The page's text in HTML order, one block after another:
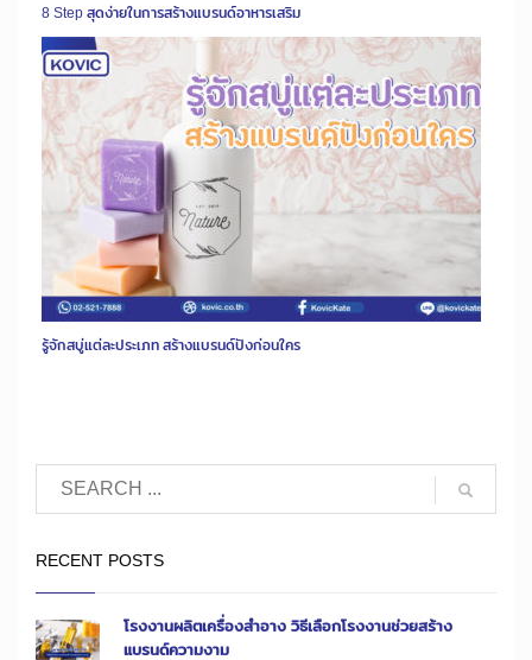
8 Step สุดง่ายในการสร้างแบรนด์อาหารเสริม
รู้จักสบู่แต่ละประเภท สร้างแบรนด์ปังก่อนใคร
RECENT POSTS
โรงงานผลิตเครื่องสำอาง วิธีเลือกโรงงานช่วยสร้าง
แบรนด์ความงาม